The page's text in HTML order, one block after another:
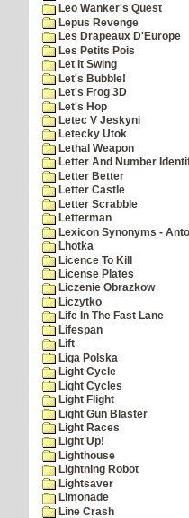
Leo Wanker's Quest
Lepus Revenge
Les Drapeaux D'Europe
Les Petits Pois
Let It Swing
Let's Bubble!
Let's Frog 3D
Let's Hop
Letec V Jeskyni
Letecky Utok
Lethal Weapon
Letter And Number
Letter Better
Letter Castle
Letter Scrabble
Letterman
Lexicon Synonyms -
Lhotka
Licence To Kill
License Plates
Liczenie Obrazkow
Liczytko
Life In The Fast Lane
Lifespan
Lift
Liga Polska
Light Cycle
Light Cycles
Light Flight
Light Gun Blaster
Light Races
Light Up!
Lighthouse
Lightning Robot
Lightsaver
Limonade
Line Crash